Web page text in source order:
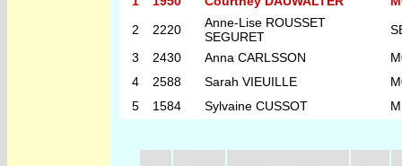
2
2220
Anne-Lise ROUSSET
SEGURET
3
2430 Anna CARLSSON
4
2588 Sarah VIEUILLE
5
1584 Sylvaine CUSSOT